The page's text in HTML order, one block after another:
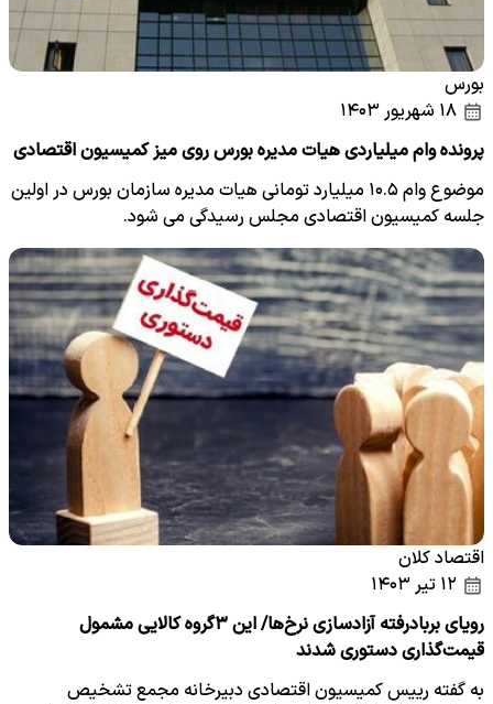
بورس
پرونده وام میلیاردی هیات مدیره بورس روی میز کمیسیون اقتصادی
موضوع وام‌ ۱۰.۵ میلیارد تومانی هیات مدیره سازمان بورس در اولین
جلسه کمیسیون اقتصادی مجلس رسیدگی می شود.
اقتصاد کلان
رویای بربادرفته آزادسازی نرخ‌ها/ این ۳گروه کالایی مشمول
قیمت‌گذاری دستوری شدند
به گفته رییس کمیسیون اقتصادی دبیرخانه مجمع تشخیص